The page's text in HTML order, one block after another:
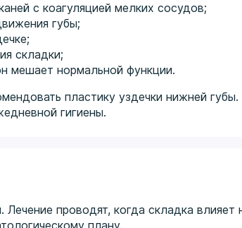
с коагуляцией мелких сосудов;
губы;
складки;
мешает нормальной функции.
пластику уздечки нижней губы.
гигиены.
проводят, когда складка влияет